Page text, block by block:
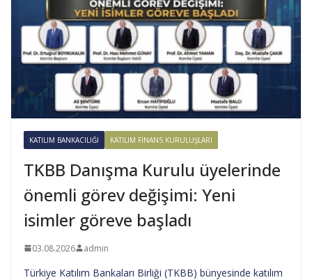
KATILIM BANKACILIĞI KATILIM FINANS KURULUŞLARI
TKBB Danışma Kurulu üyelerinde
önemli görev değişimi: Yeni
isimler göreve başladı
03.08.2026 admin
Türkiye Katılım Bankaları Birliği (TKBB) bünyesinde katılım